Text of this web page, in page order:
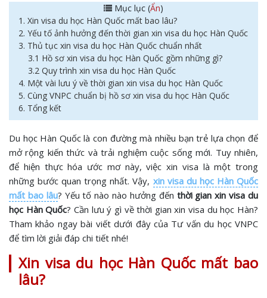
Mục lục (Ẩn)
1. Xin visa du học Hàn Quốc mất bao lâu?
2. Yếu tố ảnh hưởng đến thời gian xin visa du học Hàn Quốc
3. Thủ tục xin visa du học Hàn Quốc chuẩn nhất
3.1 Hồ sơ xin visa du học Hàn Quốc gồm những gì?
3.2 Quy trình xin visa du học Hàn Quốc
4. Một vài lưu ý về thời gian xin visa du học Hàn Quốc
5. Cùng VNPC chuẩn bị hồ sơ xin visa du học Hàn Quốc
6. Tổng kết
Du học Hàn Quốc là con đường mà nhiều bạn trẻ lựa chọn để
mở rộng kiến thức và trải nghiệm cuộc sống mới. Tuy nhiên,
để hiện thực hóa ước mơ này, việc xin visa là một trong
những bước quan trọng nhất. Vậy, xin visa du học Hàn Quốc
mất bao lâu? Yếu tố nào nào hưởng đến thời gian xin visa du
học Hàn Quốc? Cần lưu ý gì về thời gian xin visa du học Hàn?
Tham khảo ngay bài viết dưới đây của Tư vấn du học VNPC
để tìm lời giải đáp chi tiết nhé!
Xin visa du học Hàn Quốc mất bao
lâu?